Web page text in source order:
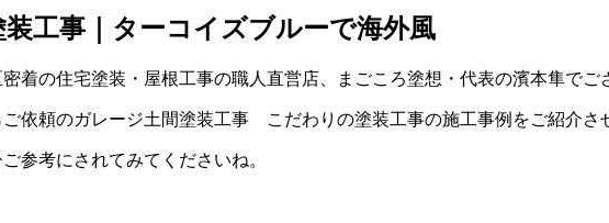
工事｜ターコイズブルーで海外風
着の住宅塗装・屋根工事の職人直営店、まごころ塗想・代表の濱本隼でご
依頼のガレージ土間塗装工事 こだわりの塗装工事の施工事例をご紹介さ
参考にされてみてくださいね。